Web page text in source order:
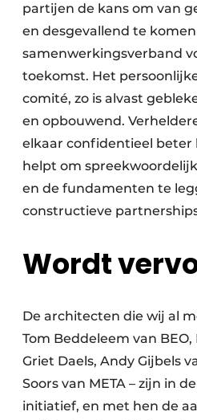
partijen de kans om van
en desgevallend te
samenwerkingsverband
toekomst. Het
comité, zo is alvast
en opbouwend.
elkaar confidentieel beter
helpt om
en de fundamenten te
constructieve
Wordt
De architecten die wij al
Tom Beddeleem van
Griet Daels, Andy Gijbels
Soors van META – zijn in
initiatief, en met hen de